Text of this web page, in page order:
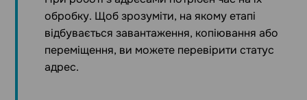
обробку. Щоб зрозуміти, на якому етапі
відбувається завантаження, копіювання або
переміщення, ви можете перевірити статус
адрес.